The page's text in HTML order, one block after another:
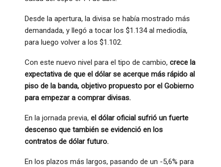
Desde la apertura, la divisa se había mostrado más
demandada, y llegó a tocar los $1.134 al mediodía,
para luego volver a los $1.102.
Con este nuevo nivel para el tipo de cambio, crece la
expectativa de que el dólar se acerque más rápido al
piso de la banda, objetivo propuesto por el Gobierno
para empezar a comprar divisas.
En la jornada previa, el dólar oficial sufrió un fuerte
descenso que también se evidenció en los
contratos de dólar futuro.
En los plazos más largos, pasando de un -5,6% para